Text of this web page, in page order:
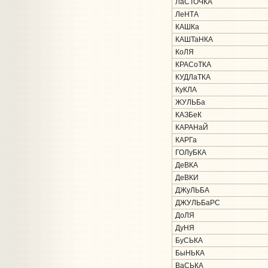
ЛаСТОЧКА
ЛеНТА
КАШКа
КАШТаНКА
КоЛЯ
КРАСоТКА
КУДЛаТКА
КуКЛА
ЖУЛЬБа
КАЗБеК
КАРАНаЙ
КАРГа
ГОЛуБКА
ДеВКА
ДеВКИ
ДЖуЛЬБА
ДЖУЛЬБаРС
ДоЛЯ
ДуНЯ
БуСЬКА
БыНЬКА
ВаСЬКА